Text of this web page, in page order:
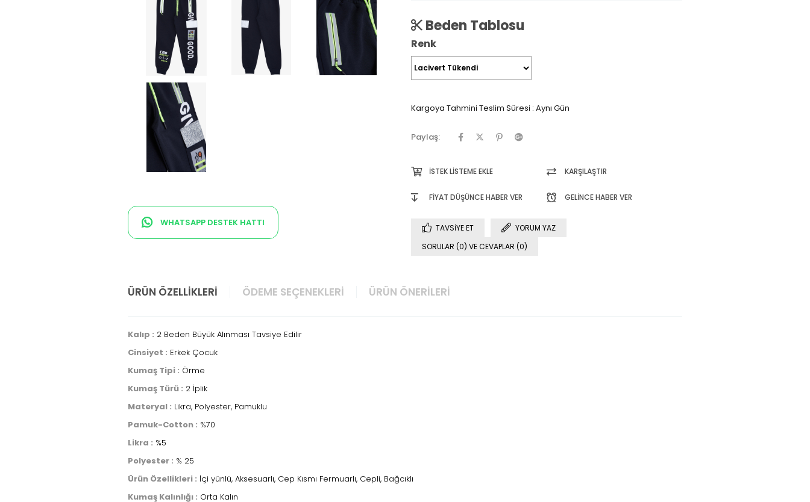
WHATSAPP DESTEK HATTI
Beden Tablosu
Renk
Kargoya Tahmini Teslim Süresi : Aynı Gün
Paylaş:
İSTEK LISTEME EKLE KARŞILAŞTIR
FIYAT DÜŞÜNCE HABER VER GELINCE HABER VER
TAVSIYE ET
YORUM YAZ
SORULAR (0) VE CEVAPLAR (0)
ÜRÜN ÖZELLIKLERI ÖDEME SEÇENEKLERI ÜRÜN ÖNERILERI
Kalıp : 2 Beden Büyük Alınması Tavsiye Edilir
Cinsiyet : Erkek Çocuk
Kumaş Tipi : Örme
Kumaş Türü : 2 İplik
Materyal : Likra, Polyester, Pamuklu
Pamuk-Cotton : %70
Likra : %5
Polyester : % 25
Ürün Özellikleri : İçi yünlü, Aksesuarlı, Cep Kısmı Fermuarlı, Cepli, Bağcıklı
Kumaş Kalınlığı : Orta Kalın